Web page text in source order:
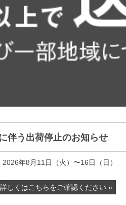
伴う出荷停止のお知らせ
年8月11日（火）〜16日（日）
しくはこちらをご確認ください »